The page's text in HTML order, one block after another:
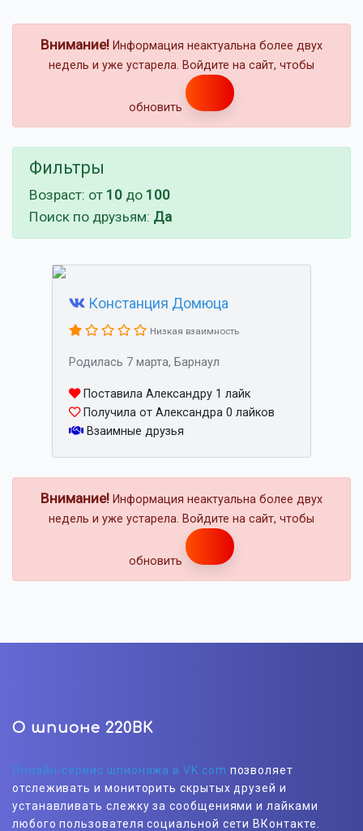
Внимание! Информация неактуальна более двух
недель и уже устарела. Войдите на сайт, чтобы
обновить
Фильтры
Возраст: от 10 до 100
Поиск по друзьям: Да
Констанция Домюца
Низкая взаимность
Родилась 7 марта, Барнаул
Поставила Александру 1 лайк
Получила от Александра 0 лайков
Взаимные друзья
Внимание! Информация неактуальна более двух
недель и уже устарела. Войдите на сайт, чтобы
обновить
О шпионе 220ВК
Онлайн-сервис шпионажа в VK.com позволяет
отслеживать и мониторить скрытых друзей и
устанавливать слежку за сообщениями и лайками
любого пользователя социальной сети ВКонтакте.